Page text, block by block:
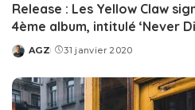
Release : Les Yellow Claw
4ème album, intitulé ‘Never
Posted
AGZ 31 janvier 2020